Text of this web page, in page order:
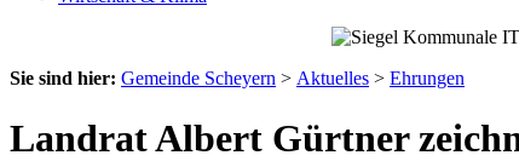
Sie sind hier: Gemeinde Scheyern > Aktuelles > Ehrungen
Landrat Albert Gürtner